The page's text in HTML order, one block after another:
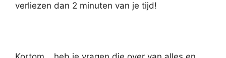
verliezen dan 2 minuten van je tijd!